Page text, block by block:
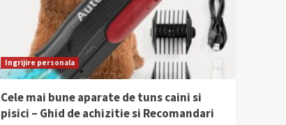
Ingrijire personala
Cele mai bune aparate de tuns caini si
pisici – Ghid de achizitie si Recomandari